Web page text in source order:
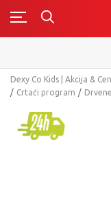
Dexy Co Kids | Akcija &
Crtaći program